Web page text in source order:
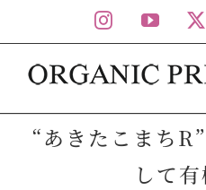
to
content
Instagram
“あきたこまち
して